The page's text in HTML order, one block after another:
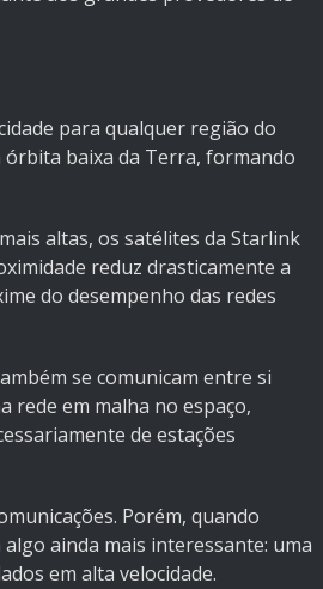
para qualquer região do
órbita baixa da Terra, formando
altas, os satélites da Starlink
reduz drasticamente a
do desempenho das redes
se comunicam entre si
rede em malha no espaço,
de estações
Porém, quando
ainda mais interessante: uma
em alta velocidade.